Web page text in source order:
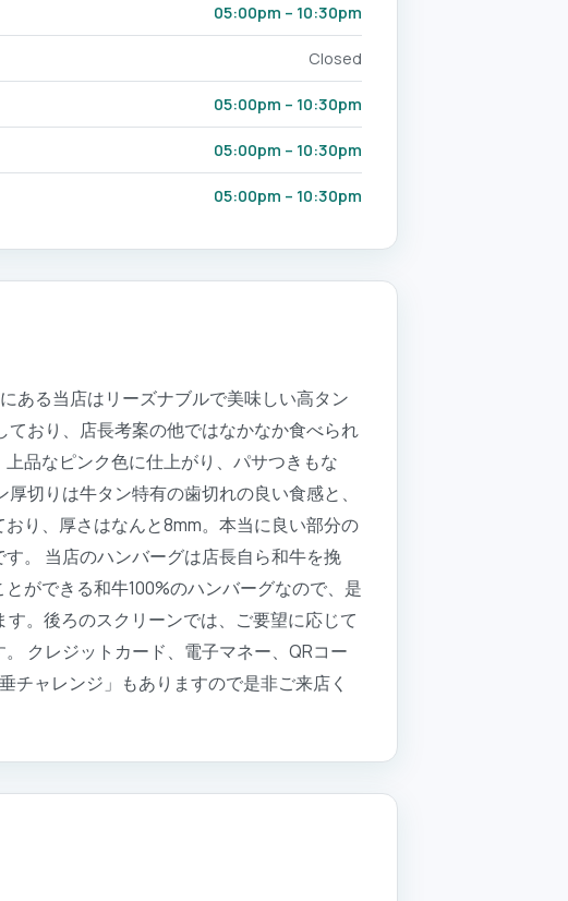
05:00pm – 10:30pm
Closed
05:00pm – 10:30pm
05:00pm – 10:30pm
05:00pm – 10:30pm
ある当店はリーズナブルで美味しい高タン
おり、店長考案の他ではなかなか食べられ
品なピンク色に仕上がり、パサつきもな
切りは牛タン特有の歯切れの良い食感と、
り、厚さはなんと8mm。本当に良い部分の
。 当店のハンバーグは店長自ら和牛を挽
ができる和牛100%のハンバーグなので、是
。後ろのスクリーンでは、ご要望に応じて
クレジットカード、電子マネー、QRコー
チャレンジ」もありますので是非ご来店く